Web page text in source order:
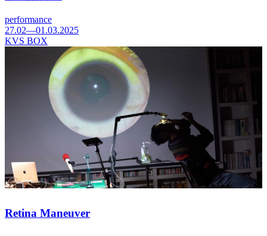
performance
27.02—01.03.2025
KVS BOX
Retina Maneuver